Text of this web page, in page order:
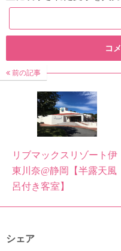
前の記事
リブマックスリゾート伊
東川奈@静岡【半露天風
呂付き客室】
シェア